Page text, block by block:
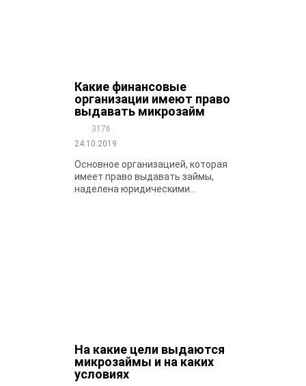
Какие финансовые
организации имеют право
выдавать микрозайм
3176
24.10.2019
Основное организацией, которая
имеет право выдавать займы,
наделена юридическими...
На какие цели выдаются
микрозаймы и на каких
условиях